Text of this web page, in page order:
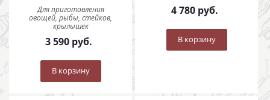
Для приготовления
овощей, рыбы, стейков,
крылышек
3 590руб.
В корзину
4 780руб.
В корзину